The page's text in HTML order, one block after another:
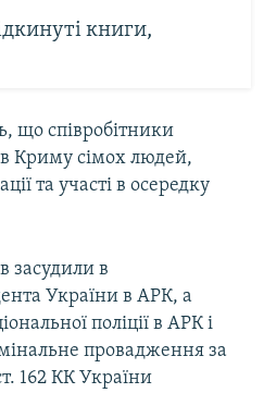
книги,
що співробітники
Криму сімох людей,
та участі в осередку
засудили в
України в АРК, а
поліції в АРК і
провадження за
162 КК України